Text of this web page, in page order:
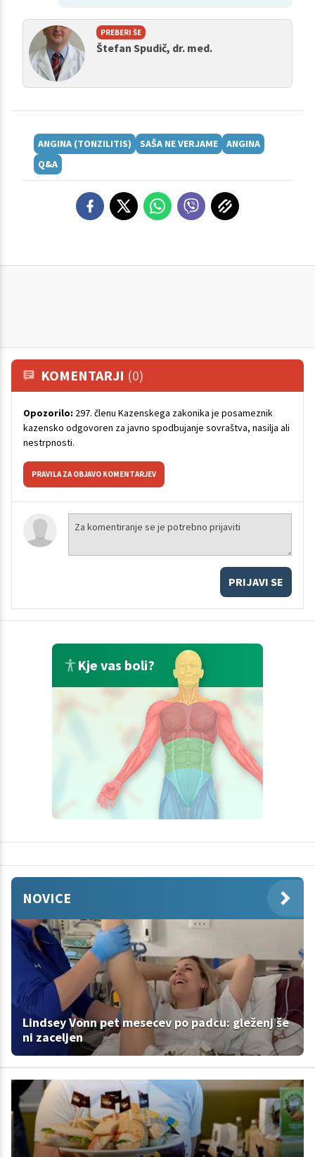
PREBERI ŠE
Štefan Spudič, dr. med.
ANGINA (TONZILITIS) SAŠA NE VERJAME
ANGINA
Q&A
KOMENTARJI (0)
Opozorilo: 297. členu Kazenskega zakonika je posameznik
kazensko odgovoren za javno spodbujanje sovraštva, nasilja ali
nestrpnosti.
PRAVILA ZA OBJAVO KOMENTARJEV
PRIJAVI SE
Kje vas boli?
NOVICE
Lindsey Vonn pet mesecev po padcu: gleženj še
ni zaceljen